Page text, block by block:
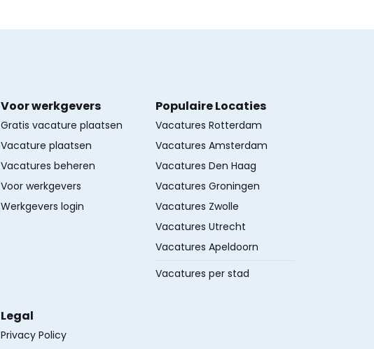
Voor werkgevers
Gratis vacature plaatsen
Vacature plaatsen
Vacatures beheren
Voor werkgevers
Werkgevers login
Populaire Locaties
Vacatures Rotterdam
Vacatures Amsterdam
Vacatures Den Haag
Vacatures Groningen
Vacatures Zwolle
Vacatures Utrecht
Vacatures Apeldoorn
Vacatures per stad
Legal
Privacy Policy